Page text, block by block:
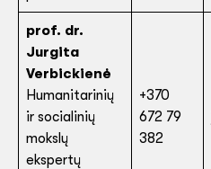
prof. dr.
Jurgita
Verbickienė
Humanitarinių
ir socialinių
mokslų
ekspertų
+370
672 79
382